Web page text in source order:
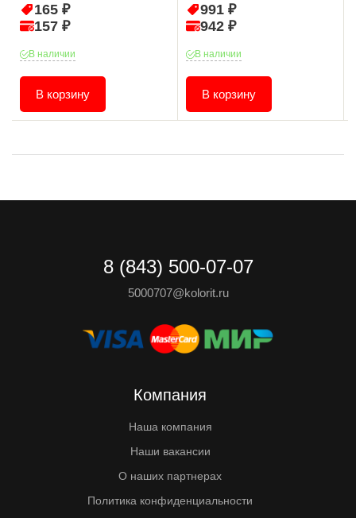
165 ₽
157 ₽
В наличии
В корзину
991 ₽
942 ₽
В наличии
В корзину
8 (843) 500-07-07
5000707@kolorit.ru
Компания
Наша компания
Наши вакансии
О наших партнерах
Политика конфиденциальности